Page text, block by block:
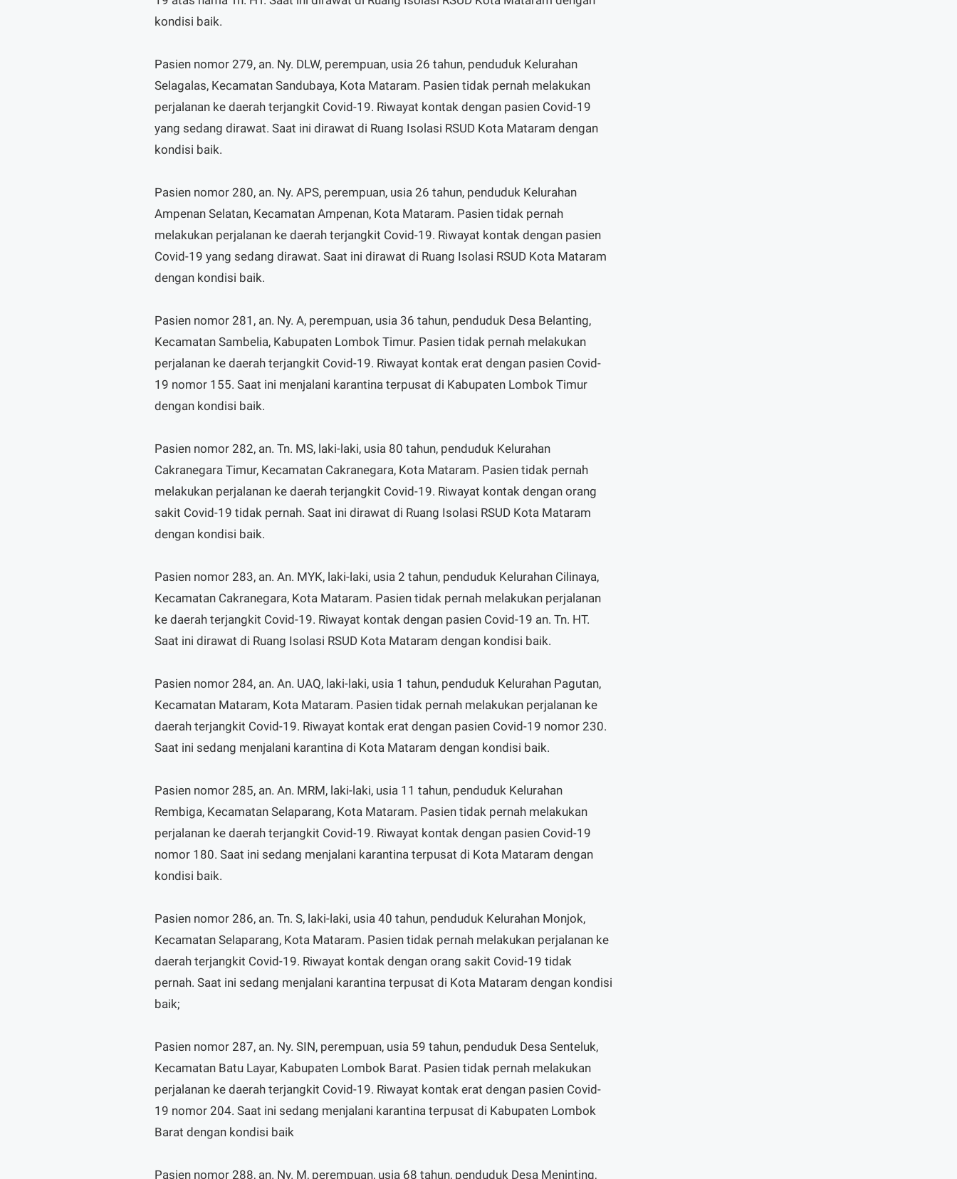
kondisi baik.
Pasien nomor 279, an. Ny. DLW, perempuan, usia 26 tahun, penduduk Kelurahan
Selagalas, Kecamatan Sandubaya, Kota Mataram. Pasien tidak pernah melakukan
perjalanan ke daerah terjangkit Covid-19. Riwayat kontak dengan pasien Covid-19
yang sedang dirawat. Saat ini dirawat di Ruang Isolasi RSUD Kota Mataram dengan
kondisi baik.
Pasien nomor 280, an. Ny. APS, perempuan, usia 26 tahun, penduduk Kelurahan
Ampenan Selatan, Kecamatan Ampenan, Kota Mataram. Pasien tidak pernah
melakukan perjalanan ke daerah terjangkit Covid-19. Riwayat kontak dengan pasien
Covid-19 yang sedang dirawat. Saat ini dirawat di Ruang Isolasi RSUD Kota Mataram
dengan kondisi baik.
Pasien nomor 281, an. Ny. A, perempuan, usia 36 tahun, penduduk Desa Belanting,
Kecamatan Sambelia, Kabupaten Lombok Timur. Pasien tidak pernah melakukan
perjalanan ke daerah terjangkit Covid-19. Riwayat kontak erat dengan pasien Covid-
19 nomor 155. Saat ini menjalani karantina terpusat di Kabupaten Lombok Timur
dengan kondisi baik.
Pasien nomor 282, an. Tn. MS, laki-laki, usia 80 tahun, penduduk Kelurahan
Cakranegara Timur, Kecamatan Cakranegara, Kota Mataram. Pasien tidak pernah
melakukan perjalanan ke daerah terjangkit Covid-19. Riwayat kontak dengan orang
sakit Covid-19 tidak pernah. Saat ini dirawat di Ruang Isolasi RSUD Kota Mataram
dengan kondisi baik.
Pasien nomor 283, an. An. MYK, laki-laki, usia 2 tahun, penduduk Kelurahan Cilinaya,
Kecamatan Cakranegara, Kota Mataram. Pasien tidak pernah melakukan perjalanan
ke daerah terjangkit Covid-19. Riwayat kontak dengan pasien Covid-19 an. Tn. HT.
Saat ini dirawat di Ruang Isolasi RSUD Kota Mataram dengan kondisi baik.
Pasien nomor 284, an. An. UAQ, laki-laki, usia 1 tahun, penduduk Kelurahan Pagutan,
Kecamatan Mataram, Kota Mataram. Pasien tidak pernah melakukan perjalanan ke
daerah terjangkit Covid-19. Riwayat kontak erat dengan pasien Covid-19 nomor 230.
Saat ini sedang menjalani karantina di Kota Mataram dengan kondisi baik.
Pasien nomor 285, an. An. MRM, laki-laki, usia 11 tahun, penduduk Kelurahan
Rembiga, Kecamatan Selaparang, Kota Mataram. Pasien tidak pernah melakukan
perjalanan ke daerah terjangkit Covid-19. Riwayat kontak dengan pasien Covid-19
nomor 180. Saat ini sedang menjalani karantina terpusat di Kota Mataram dengan
kondisi baik.
Pasien nomor 286, an. Tn. S, laki-laki, usia 40 tahun, penduduk Kelurahan Monjok,
Kecamatan Selaparang, Kota Mataram. Pasien tidak pernah melakukan perjalanan ke
daerah terjangkit Covid-19. Riwayat kontak dengan orang sakit Covid-19 tidak
pernah. Saat ini sedang menjalani karantina terpusat di Kota Mataram dengan kondisi
baik;
Pasien nomor 287, an. Ny. SIN, perempuan, usia 59 tahun, penduduk Desa Senteluk,
Kecamatan Batu Layar, Kabupaten Lombok Barat. Pasien tidak pernah melakukan
perjalanan ke daerah terjangkit Covid-19. Riwayat kontak erat dengan pasien Covid-
19 nomor 204. Saat ini sedang menjalani karantina terpusat di Kabupaten Lombok
Barat dengan kondisi baik
Pasien nomor 288, an. Ny. M, perempuan, usia 68 tahun, penduduk Desa Meninting,